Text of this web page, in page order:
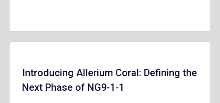
Introducing Allerium Coral: Defining the
Next Phase of NG9-1-1